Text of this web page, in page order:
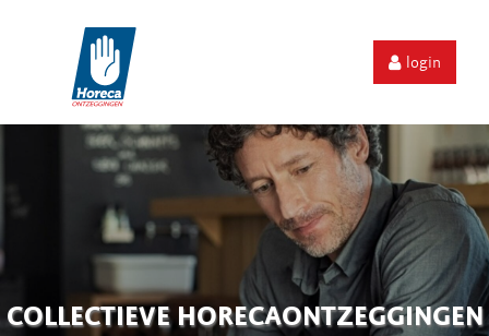
login
COLLECTIEVE HORECAONTZEGGINGEN